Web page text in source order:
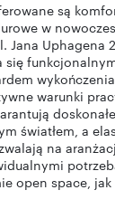
są
w
Jana Uphagena
warunki
światłem, a
na
open space, jak